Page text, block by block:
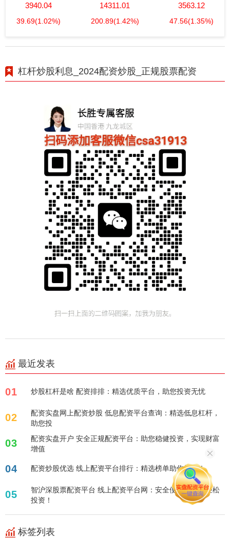
3940.04
39.69(1.02%)
14311.01
200.89(1.42%)
3563.12
47.56(1.35%)
杠杆炒股利息_2024配资炒股_正规股票配资
最近发表
01 炒股杠杆是啥 配资排排：精选优质平台，助您投资无忧
02
配资实盘网上配资炒股 低息配资平台查询：精选低息杠杆，
助您投
03
配资实盘开户 安全正规配资平台：助您稳健投资，实现财富
增值
04 配资炒股优选 线上配资平台排行：精选榜单助你投资！
05
智沪深股票配资平台 线上配资平台网：安全便捷，助您轻松
投资！
标签列表